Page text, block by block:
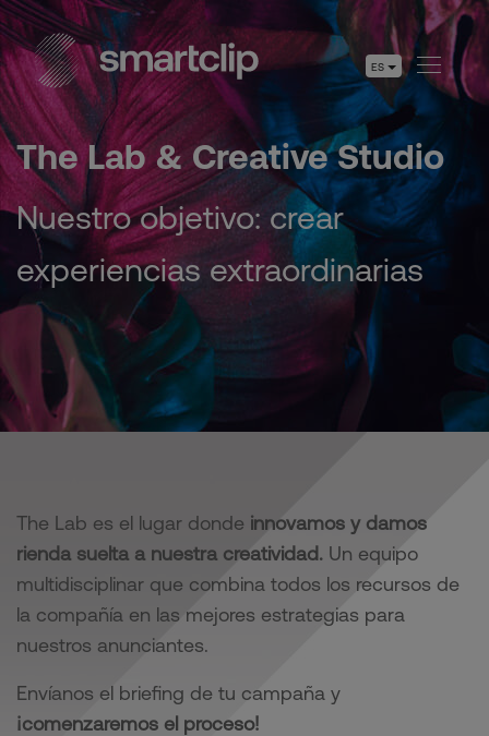
ES
The Lab & Creative Studio
Nuestro objetivo: crear
experiencias extraordinarias
The Lab es el lugar donde innovamos y damos
rienda suelta a nuestra creatividad. Un equipo
multidisciplinar que combina todos los recursos de
la compañía en las mejores estrategias para
nuestros anunciantes.
Envíanos el briefing de tu campaña y
¡comenzaremos el proceso!